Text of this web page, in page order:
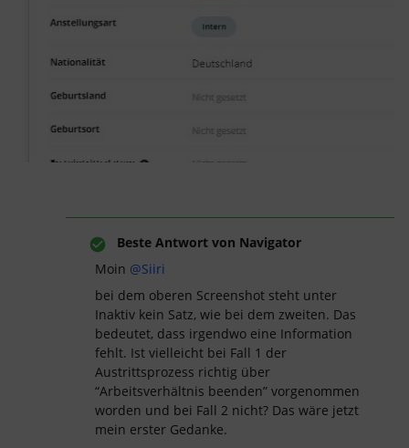
Beste Antwort von Navigator
Moin @Siiri
bei dem oberen Screenshot steht unter
Inaktiv kein Satz, wie bei dem zweiten. Das
bedeutet, dass irgendwo eine Information
fehlt. Ist vielleicht bei Fall 1 der
Austrittsprozess richtig über
“Arbeitsverhältnis beenden” vorgenommen
worden und bei Fall 2 nicht? Das wäre jetzt
mein erster Gedanke.